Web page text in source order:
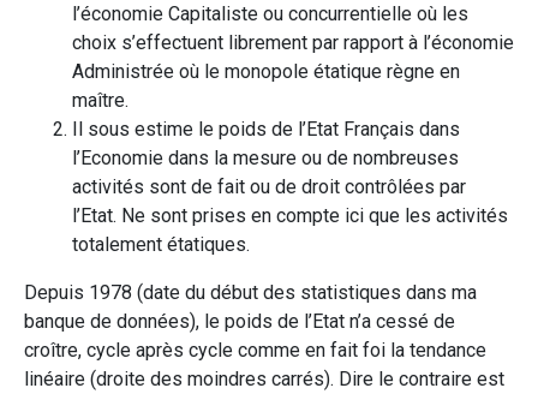
l’économie Capitaliste ou concurrentielle où les
choix s’effectuent librement par rapport à l’économie
Administrée où le monopole étatique règne en
maître.
Il sous estime le poids de l’Etat Français dans
l’Economie dans la mesure ou de nombreuses
activités sont de fait ou de droit contrôlées par
l’Etat. Ne sont prises en compte ici que les activités
totalement étatiques.
Depuis 1978 (date du début des statistiques dans ma
banque de données), le poids de l’Etat n’a cessé de
croître, cycle après cycle comme en fait foi la tendance
linéaire (droite des moindres carrés). Dire le contraire est